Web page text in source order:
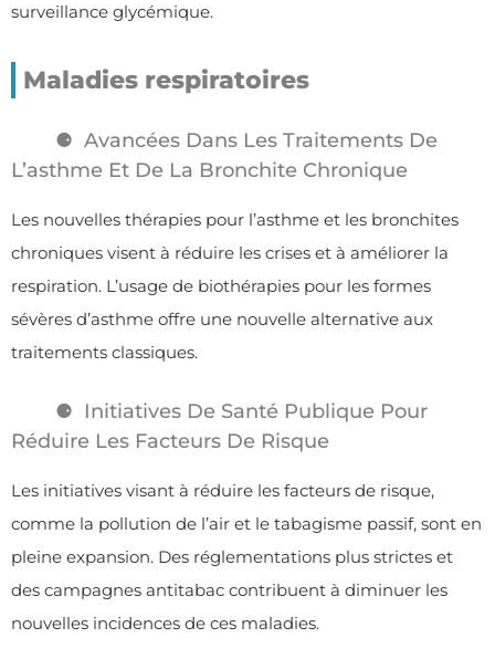
surveillance glycémique.
Maladies respiratoires
Avancées Dans Les Traitements De
L’asthme Et De La Bronchite Chronique
Les nouvelles thérapies pour l’asthme et les bronchites
chroniques visent à réduire les crises et à améliorer la
respiration. L’usage de biothérapies pour les formes
sévères d’asthme offre une nouvelle alternative aux
traitements classiques.
Initiatives De Santé Publique Pour
Réduire Les Facteurs De Risque
Les initiatives visant à réduire les facteurs de risque,
comme la pollution de l’air et le tabagisme passif, sont en
pleine expansion. Des réglementations plus strictes et
des campagnes antitabac contribuent à diminuer les
nouvelles incidences de ces maladies.